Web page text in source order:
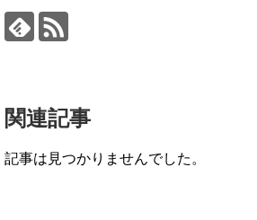
関連記事
記事は見つかりませんでした。